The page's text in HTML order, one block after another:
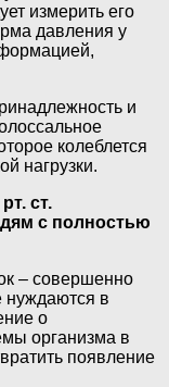
измерить его
давления у
и
колеблется
нагрузки.
ст.
с полностью
– совершенно
нуждаются в
о
организма в
появление